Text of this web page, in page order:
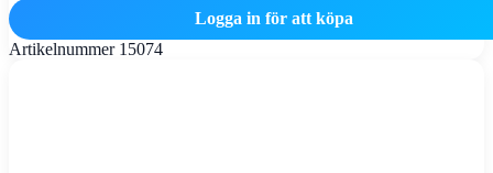
Logga in för att köpa
Artikelnummer 15074